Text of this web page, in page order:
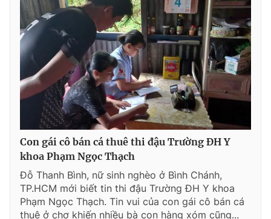
Con gái cô bán cá thuê thi đậu Trường ĐH Y
khoa Phạm Ngọc Thạch
Đỗ Thanh Bình, nữ sinh nghèo ở Bình Chánh,
TP.HCM mới biết tin thi đậu Trường ĐH Y khoa
Phạm Ngọc Thạch. Tin vui của con gái cô bán cá
thuê ở chợ khiến nhiều bà con hàng xóm cũng...